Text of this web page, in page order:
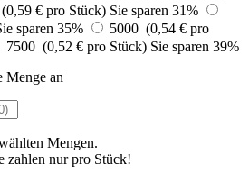
€ pro Stück) Sie sparen 31%
sparen 35%
5000 (0,54 € pro
7500 (0,52 € pro Stück) Sie sparen 39%
Menge an
Mengen.
zahlen nurpro Stück!